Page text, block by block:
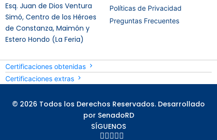
Esq. Juan de Dios Ventura
Simó, Centro de los Héroes
de Constanza, Maimón y
Estero Hondo (La Feria)
Políticas de Privacidad
Preguntas Frecuentes
Certificaciones obtenidas
Certificaciones extras
© 2026 Todos los Derechos Reservados. Desarrollado
por SenadoRD
SÍGUENOS
    